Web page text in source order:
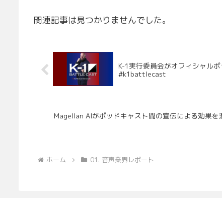
関連記事は見つかりませんでした。
K-1実⾏委員会がオフィシャル
#k1battlecast
Magellan AIがポッドキャスト間の宣伝による効果
ホーム 01. 音声業界レポート